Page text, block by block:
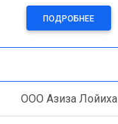
ПОДРОБНЕЕ
ООО Азиза Лойиха